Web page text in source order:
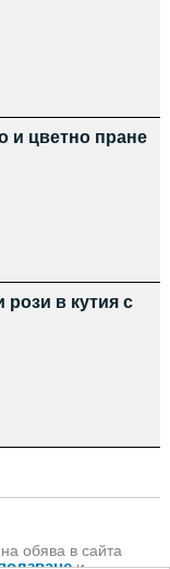
и цветно пране
в кутия с
обява в сайта